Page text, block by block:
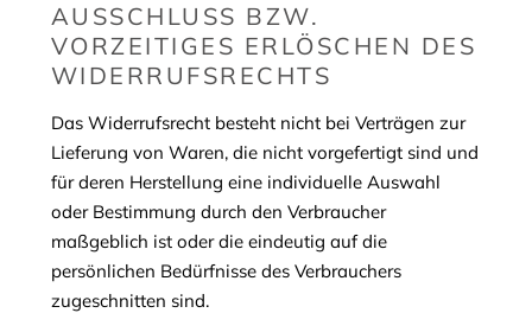
AUSSCHLUSS BZW.
VORZEITIGES ERLÖSCHEN DES
WIDERRUFSRECHTS
Das Widerrufsrecht besteht nicht bei Verträgen zur
Lieferung von Waren, die nicht vorgefertigt sind und
für deren Herstellung eine individuelle Auswahl
oder Bestimmung durch den Verbraucher
maßgeblich ist oder die eindeutig auf die
persönlichen Bedürfnisse des Verbrauchers
zugeschnitten sind.